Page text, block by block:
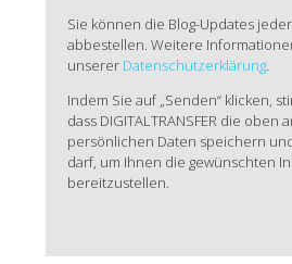
Sie können die Blog-Updates
abbestellen. Weitere
unserer Datenschutzerklärung
Indem Sie auf „Senden“ klicken,
dass DIGITALTRANSFER die oben
persönlichen Daten speichern
darf, um Ihnen die gewünschten
bereitzustellen.